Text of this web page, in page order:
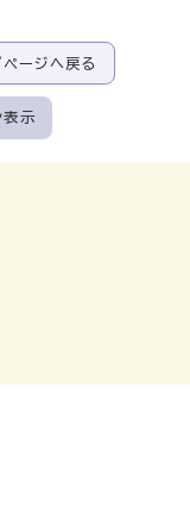
ページへ戻る
表示